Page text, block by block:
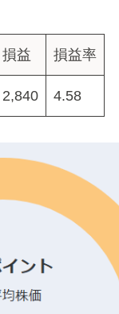
損益 損益率
2,840 4.58